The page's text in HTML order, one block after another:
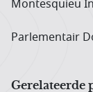
Montesquieu
Parlementair
Gerelateerde